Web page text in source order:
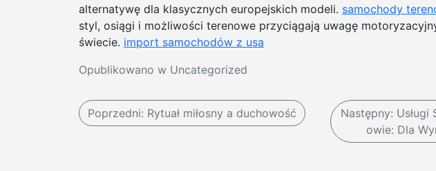
alternatywę dla klasycznych europejskich modeli. samochody
styl, osiągi i możliwości terenowe przyciągają uwagę
świecie. import samochodów z usa
Opublikowano w Uncategorized
NPoprzedni: Rytuał miłosny a duchowość Następny: Usługi
owie: Dla